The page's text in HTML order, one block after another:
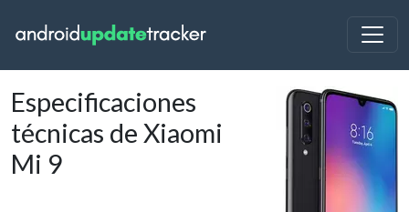
Especificaciones
técnicas de Xiaomi
Mi 9